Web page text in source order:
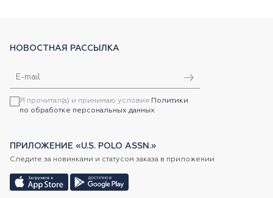
НОВОСТНАЯ РАССЫЛКА
Я прочитал(а) и принимаю условия Политики
по обработке персональных данных
ПРИЛОЖЕНИЕ «U.S. POLO ASSN.»
Следите за новинками и статусом заказа в приложении